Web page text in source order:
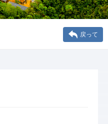
戻って